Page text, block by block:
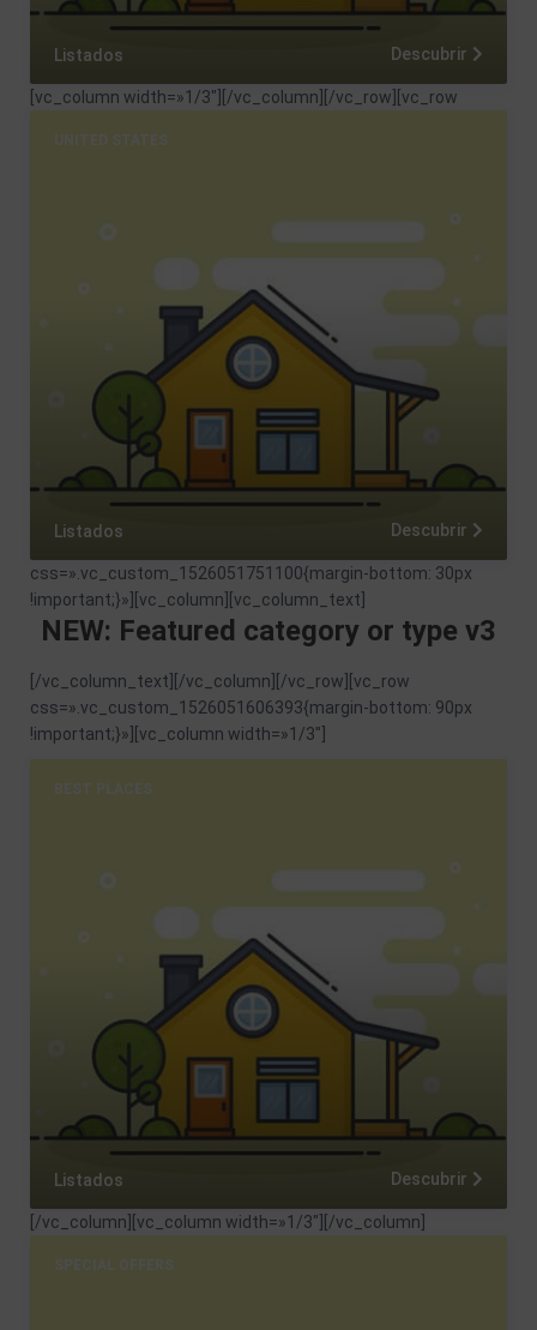
Listados Descubrir
[vc_column width=»1/3″]
Listados Descubrir
UNITED STATES
[/vc_column][/vc_row][vc_row
css=».vc_custom_1526051751100{margin-bottom: 30px
!important;}»][vc_column][vc_column_text]
NEW: Featured category or type v3
[/vc_column_text][/vc_column][/vc_row][vc_row
css=».vc_custom_1526051606393{margin-bottom: 90px
!important;}»][vc_column width=»1/3″]
Listados Descubrir
BEST PLACES
[/vc_column][vc_column width=»1/3″]
SPECIAL OFFERS
[/vc_column]